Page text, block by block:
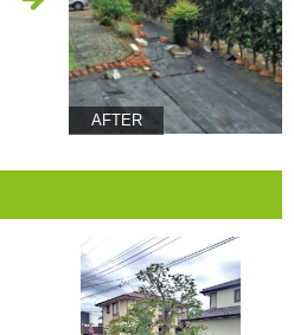
AFTER